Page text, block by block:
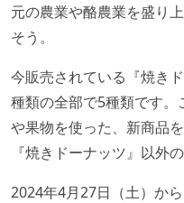
元の農業や酪農業を盛り
そう。
今販売されている『焼き
種類の全部で5種類です
や果物を使った、新商品
『焼きドーナッツ』以外
2024年4月27日（土）か